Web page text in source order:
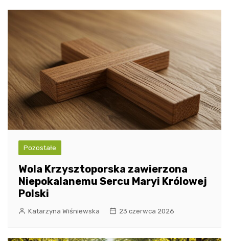
Pozostałe
Wola Krzysztoporska zawierzona
Niepokalanemu Sercu Maryi Królowej
Polski
Katarzyna Wiśniewska 23 czerwca 2026